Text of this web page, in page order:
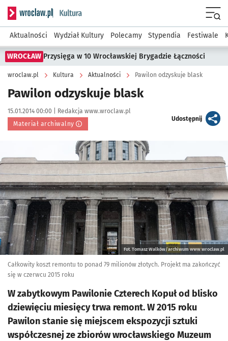
Serwis informacyjny wroclaw.pl podserwis: Kultura
Aktualności Wydział Kultury Polecamy Stypendia Festiwale
WROCŁAW Przysięga w 10 Wrocławskiej Brygadzie Łączności
wroclaw.pl Kultura Aktualności Pawilon odzyskuje blask
Pawilon odzyskuje blask
Data publikacji:
15.01.2014 00:00 | Autor:
Redakcja www.wroclaw.pl
Materiał archiwalny
Udostępnijartykuł
Kliknij, aby powiększyć
Fot. Tomasz Walków/archiwum www.wroclaw.pl
Całkowity koszt remontu to ponad 79 milionów złotych. Projekt ma zakończyć
się w czerwcu 2015 roku
W zabytkowym Pawilonie Czterech Kopuł od blisko
dziewięciu miesięcy trwa remont. W 2015 roku
Pawilon stanie się miejscem ekspozycji sztuki
współczesnej ze zbiorów wrocławskiego Muzeum